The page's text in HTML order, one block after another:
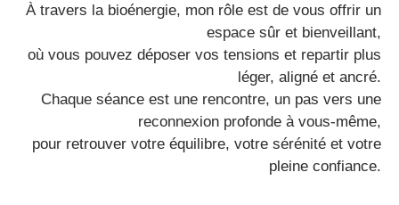
À travers la bioénergie, mon rôle est de vous offrir un
espace sûr et bienveillant,
où vous pouvez déposer vos tensions et repartir plus
léger, aligné et ancré.
Chaque séance est une rencontre, un pas vers une
reconnexion profonde à vous-même,
pour retrouver votre équilibre, votre sérénité et votre
pleine confiance.